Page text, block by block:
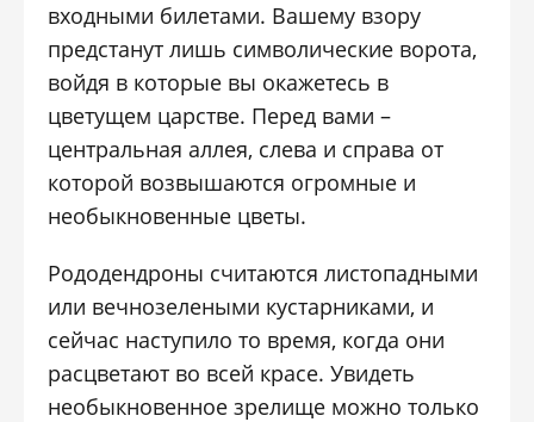
входными билетами. Вашему взору
предстанут лишь символические ворота,
войдя в которые вы окажетесь в
цветущем царстве. Перед вами –
центральная аллея, слева и справа от
которой возвышаются огромные и
необыкновенные цветы.
Рододендроны считаются листопадными
или вечнозелеными кустарниками, и
сейчас наступило то время, когда они
расцветают во всей красе. Увидеть
необыкновенное зрелище можно только